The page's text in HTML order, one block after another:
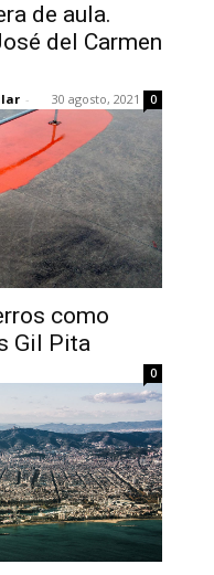
de aula.
del Carmen
- 30 agosto, 2021 0
como
Gil Pita
0